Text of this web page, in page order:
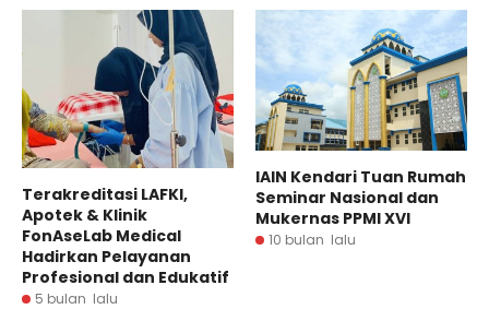
Terakreditasi LAFKI,
Apotek & Klinik
FonAseLab Medical
Hadirkan Pelayanan
Profesional dan Edukatif
5 bulan lalu
IAIN Kendari Tuan Rumah
Seminar Nasional dan
Mukernas PPMI XVI
10 bulan lalu